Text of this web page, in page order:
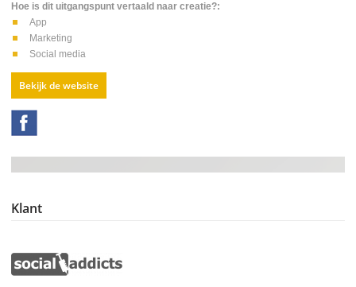
Hoe is dit uitgangspunt vertaald naar creatie?:
App
Marketing
Social media
Bekijk de website
Klant